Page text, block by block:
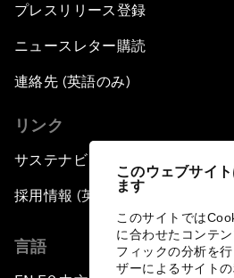
このウェブサイ
ます
このサイトでは
に合わせたコンテ
フィックの分析を
ザーによるサイト
プレスリリース登録
ニュースレター購読
連絡先 (英語のみ)
リンク
サステナビリティへの取り組み
採用情報 (英語のみ)
言語